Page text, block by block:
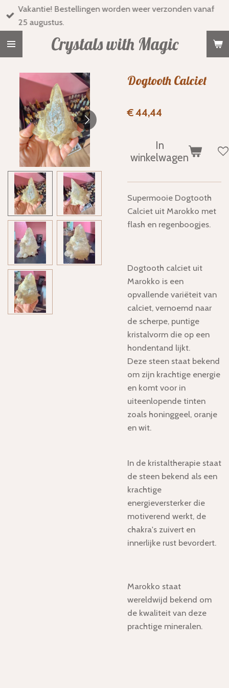
Ga
direct
Crystals with Magic
Vakantie! Bestellingen worden weer verzonden vanaf
25 augustus.
Dogtooth Calciet
€ 44,44
In
winkelwagen
Supermooie Dogtooth
Calciet uit Marokko met
flash en regenboogjes.
Dogtooth calciet uit
Marokko is een
opvallende variëteit van
calciet, vernoemd naar
de scherpe, puntige
kristalvorm die op een
hondentand lijkt.
Deze steen staat bekend
om zijn krachtige energie
en komt voor in
uiteenlopende tinten
zoals honinggeel, oranje
en wit.
In de kristaltherapie staat
de steen bekend als een
krachtige
energieversterker die
motiverend werkt, de
chakra's zuivert en
innerlijke rust bevordert.
Marokko staat
wereldwijd bekend om
de kwaliteit van deze
prachtige mineralen.